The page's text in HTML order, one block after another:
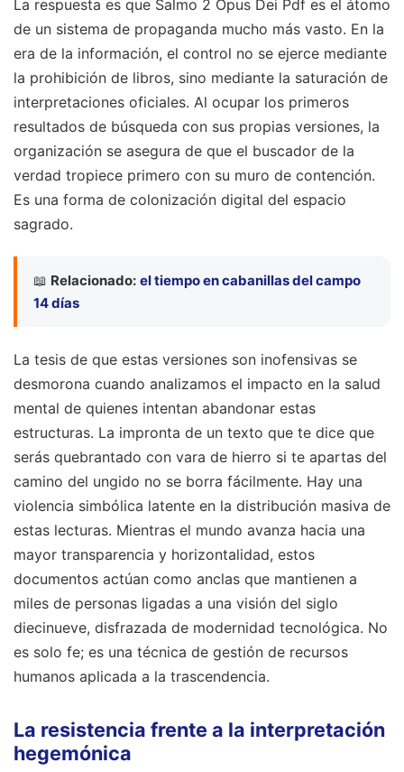
La respuesta es que Salmo 2 Opus Dei Pdf es el átomo
de un sistema de propaganda mucho más vasto. En la
era de la información, el control no se ejerce mediante
la prohibición de libros, sino mediante la saturación de
interpretaciones oficiales. Al ocupar los primeros
resultados de búsqueda con sus propias versiones, la
organización se asegura de que el buscador de la
verdad tropiece primero con su muro de contención.
Es una forma de colonización digital del espacio
sagrado.
📖 Relacionado: el tiempo en cabanillas del campo
14 días
La tesis de que estas versiones son inofensivas se
desmorona cuando analizamos el impacto en la salud
mental de quienes intentan abandonar estas
estructuras. La impronta de un texto que te dice que
serás quebrantado con vara de hierro si te apartas del
camino del ungido no se borra fácilmente. Hay una
violencia simbólica latente en la distribución masiva de
estas lecturas. Mientras el mundo avanza hacia una
mayor transparencia y horizontalidad, estos
documentos actúan como anclas que mantienen a
miles de personas ligadas a una visión del siglo
diecinueve, disfrazada de modernidad tecnológica. No
es solo fe; es una técnica de gestión de recursos
humanos aplicada a la trascendencia.
La resistencia frente a la interpretación
hegemónica